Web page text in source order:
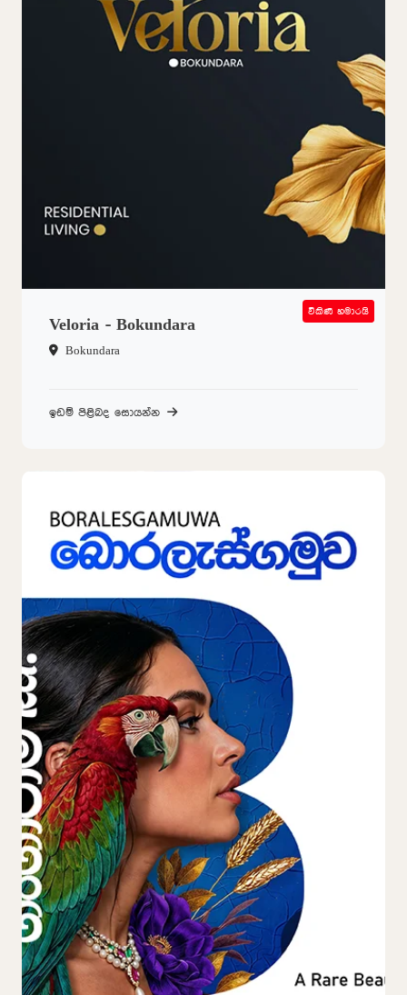
SOLD OUT
Veloria - Bokundara
Bokundara
විකිණී හමාරයි
ඉඩම් පිළිබද සොයන්න